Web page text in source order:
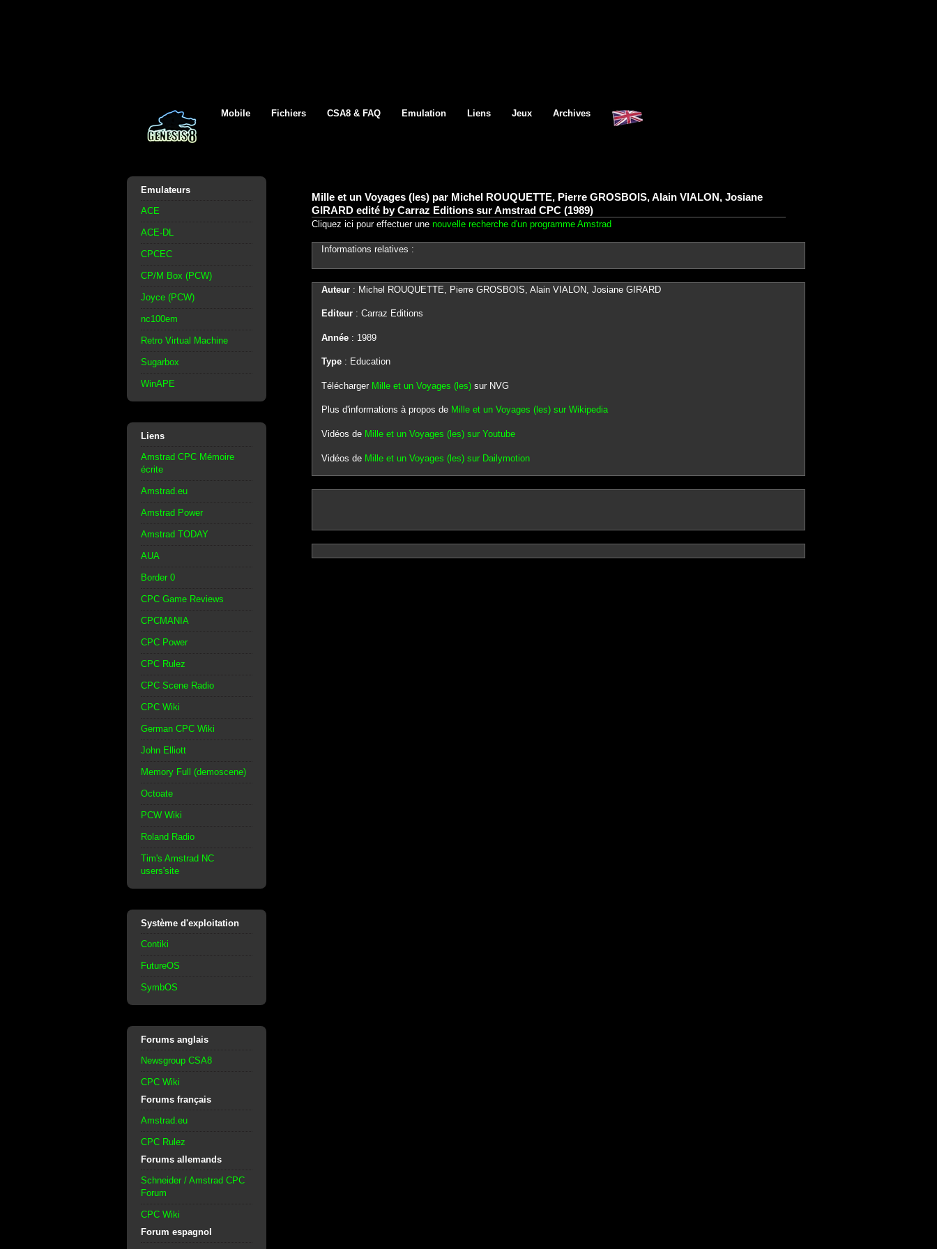
Mobile Fichiers CSA8 & FAQ Emulation Liens Jeux Archives
Emulateurs
ACE
ACE-DL
CPCEC
CP/M Box (PCW)
Joyce (PCW)
nc100em
Retro Virtual Machine
Sugarbox
WinAPE
Liens
Amstrad CPC Mémoire
écrite
Amstrad.eu
Amstrad Power
Amstrad TODAY
AUA
Border 0
CPC Game Reviews
CPCMANIA
CPC Power
CPC Rulez
CPC Scene Radio
CPC Wiki
German CPC Wiki
John Elliott
Memory Full (demoscene)
Octoate
PCW Wiki
Roland Radio
Tim's Amstrad NC
users'site
Système d'exploitation
Contiki
FutureOS
SymbOS
Forums anglais
Newsgroup CSA8
CPC Wiki
Forums français
Amstrad.eu
CPC Rulez
Forums allemands
Schneider / Amstrad CPC
Forum
CPC Wiki
Forum espagnol
Mille et un Voyages (les) par Michel ROUQUETTE, Pierre GROSBOIS, Alain VIALON, Josiane
GIRARD edité by Carraz Editions sur Amstrad CPC (1989)
Cliquez ici pour effectuer une nouvelle recherche d'un programme Amstrad
Informations relatives :
Auteur: Michel ROUQUETTE, Pierre GROSBOIS, Alain VIALON, Josiane GIRARD
Editeur: Carraz Editions
Année: 1989
Type: Education
Télécharger Mille et un Voyages (les)sur NVG
Plus d'informations à propos de Mille et un Voyages (les) sur Wikipedia
Vidéos de Mille et un Voyages (les) sur Youtube
Vidéos de Mille et un Voyages (les) sur Dailymotion